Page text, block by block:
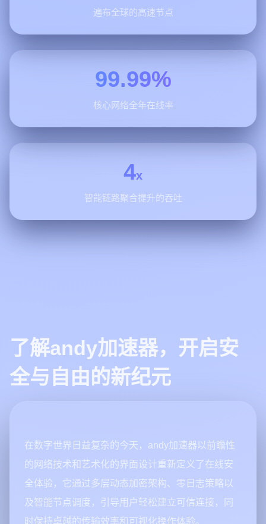
遍布全球的高速节点
99.99%
核心网络全年在线率
4x
智能链路聚合提升的吞吐
了解andy加速器，开启安
全与自由的新纪元
在数字世界日益复杂的今天，andy加速器以前瞻性
的网络技术和艺术化的界面设计重新定义了在线安
全体验，它通过多层动态加密架构、零日志策略以
及智能节点调度，引导用户轻松建立可信连接，同
时保持卓越的传输效率和可视化操作体验。